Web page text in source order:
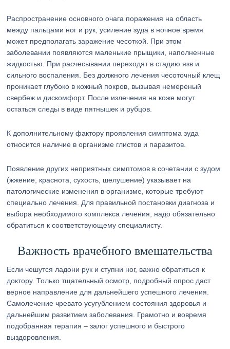
Распространение основного очага поражения на область
между пальцами ног и рук, усиление зуда в ночное время
может предполагать заражение чесоткой. При этом
заболевании появляются маленькие прыщики, наполненные
жидкостью. При расчесывании переходят в стадию язв и
сильного воспаления. Без должного лечения чесоточный клещ
проникает глубоко в кожный покров, вызывая немереный
свербеж и дискомфорт. После излечения на коже могут
остаться следы в виде пятнышек и рубцов.
К дополнительному фактору проявления симптома зуда
относится наличие в организме глистов и паразитов.
Появление других неприятных симптомов в сочетании с зудом
(жжение, краснота, сухость, шелушение) указывает на
патологические изменения в организме, которые требуют
специально лечения. Для правильной постановки диагноза и
выбора необходимого комплекса лечения, надо обязательно
обратиться к соответствующему специалисту.
Важность врачебного вмешательства
Если чешутся ладони рук и ступни ног, важно обратиться к
доктору. Только тщательный осмотр, подробный опрос даст
верное направление для дальнейшего успешного лечения.
Самолечение чревато усугублением состояния здоровья и
дальнейшим развитием заболевания. Грамотно и вовремя
подобранная терапия – залог успешного и быстрого
выздоровления.